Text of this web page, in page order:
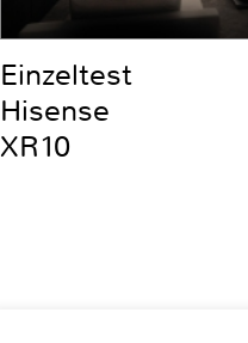
Einzeltest
Hisense
XR10